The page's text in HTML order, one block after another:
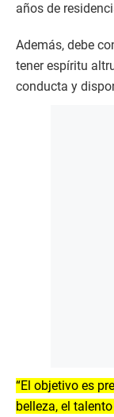
años de
Además, debe
tener espíritu
conducta y
“El objetivo es
belleza, el